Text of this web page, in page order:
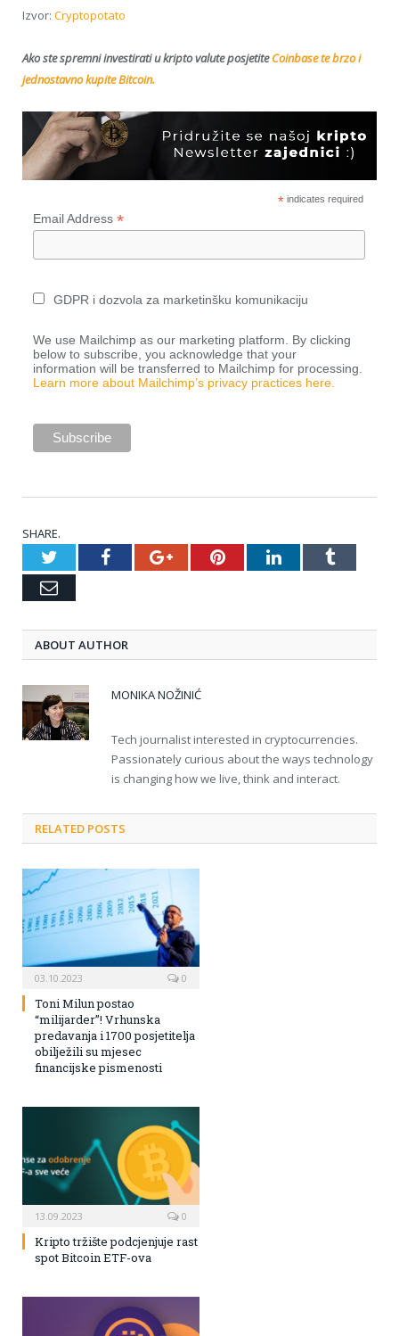
Izvor: Cryptopotato
Ako ste spremni investirati u kripto valute posjetite Coinbase te brzo i
jednostavno kupite Bitcoin.
*indicates required
Email Address *
GDPR i dozvola za marketinšku komunikaciju
We use Mailchimp as our marketing platform. By clicking
below to subscribe, you acknowledge that your
information will be transferred to Mailchimp for processing.
Learn more about Mailchimp’s privacy practices here.
SHARE.
TwitterFacebookGoogle+PinterestLinkedInTumblr
Email
ABOUT AUTHOR
MONIKA NOŽINIĆ
Tech journalist interested in cryptocurrencies.
Passionately curious about the ways technology
is changing how we live, think and interact.
RELATED POSTS
03.10.2023 0
Toni Milun postao
“milijarder”! Vrhunska
predavanja i 1700 posjetitelja
obilježili su mjesec
financijske pismenosti
13.09.2023 0
Kripto tržište podcjenjuje rast
spot Bitcoin ETF-ova